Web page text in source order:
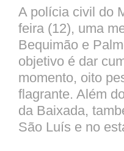
A polícia civil do
feira (12), uma
Bequimão e
objetivo é dar
momento, oito
flagrante. Além
da Baixada,
São Luís e no